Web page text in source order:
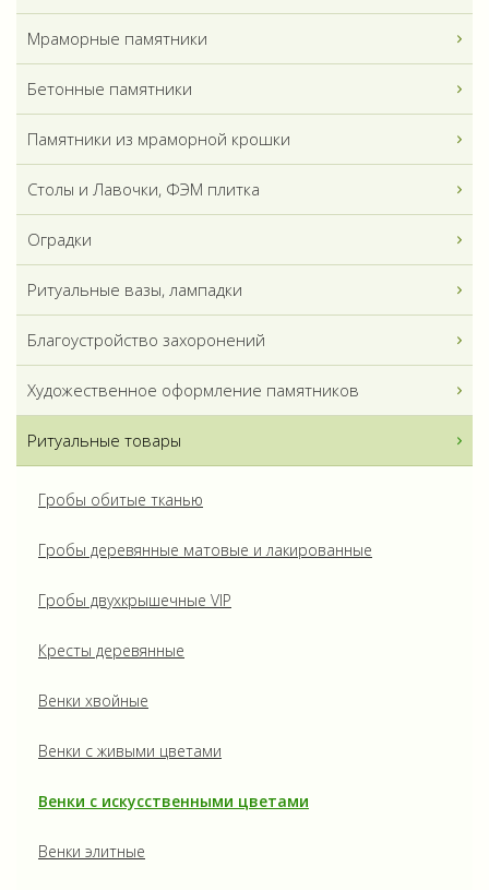
Мраморные памятники
Бетонные памятники
Памятники из мраморной крошки
Столы и Лавочки, ФЭМ плитка
Оградки
Ритуальные вазы, лампадки
Благоустройство захоронений
Художественное оформление памятников
Ритуальные товары
Гробы обитые тканью
Гробы деревянные матовые и лакированные
Гробы двухкрышечные VIP
Кресты деревянные
Венки хвойные
Венки с живыми цветами
Венки с искусственными цветами
Венки элитные